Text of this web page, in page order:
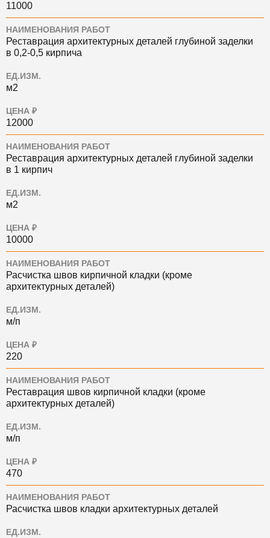
11000
НАИМЕНОВАНИЯ РАБОТ
Реставрация архитектурных деталей глубиной заделки
в 0,2-0,5 кирпича
ЕД.ИЗМ.
м2
ЦЕНА ₽
12000
НАИМЕНОВАНИЯ РАБОТ
Реставрация архитектурных деталей глубиной заделки
в 1 кирпич
ЕД.ИЗМ.
м2
ЦЕНА ₽
10000
НАИМЕНОВАНИЯ РАБОТ
Расчистка швов кирпичной кладки (кроме
архитектурных деталей)
ЕД.ИЗМ.
м/п
ЦЕНА ₽
220
НАИМЕНОВАНИЯ РАБОТ
Реставрация швов кирпичной кладки (кроме
архитектурных деталей)
ЕД.ИЗМ.
м/п
ЦЕНА ₽
470
НАИМЕНОВАНИЯ РАБОТ
Расчистка швов кладки архитектурных деталей
ЕД.ИЗМ.